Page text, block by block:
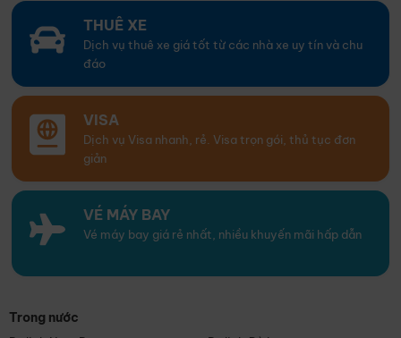
THUÊ XE
Dịch vụ thuê xe giá tốt từ các nhà xe uy tín và chu
đáo
VISA
Dịch vụ Visa nhanh, rẻ. Visa trọn gói, thủ tục đơn
giản
VÉ MÁY BAY
Vé máy bay giá rẻ nhất, nhiều khuyến mãi hấp dẫn
Trong nước